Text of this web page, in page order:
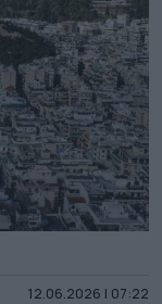
12.06.2026 | 07:22